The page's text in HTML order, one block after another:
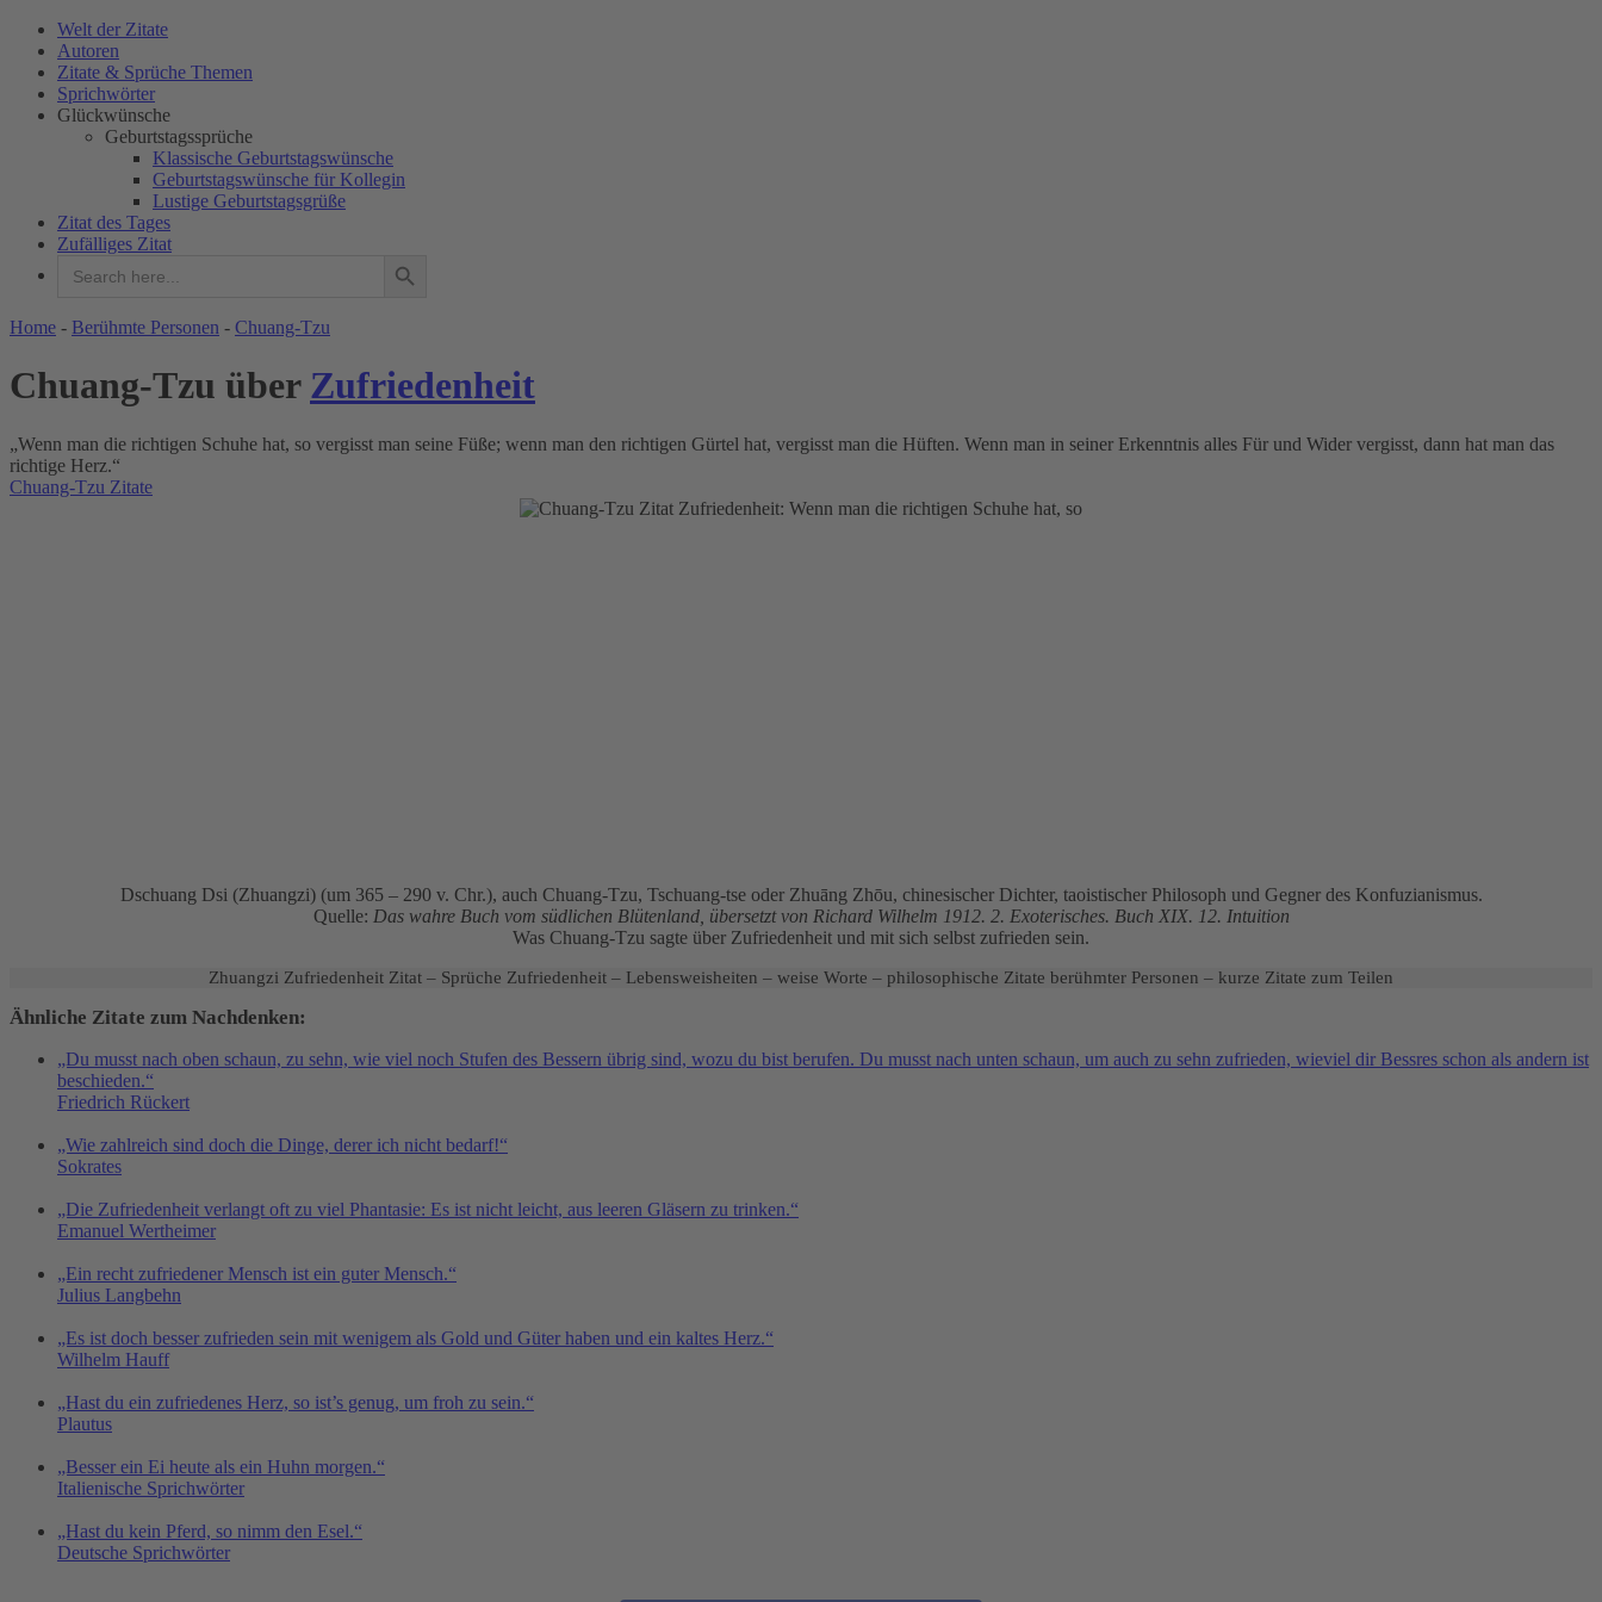
Welt der Zitate
Autoren
Zitate & Sprüche Themen
Sprichwörter
Glückwünsche
Geburtstagssprüche
Klassische Geburtstagswünsche
Geburtstagswünsche für Kollegin
Lustige Geburtstagsgrüße
Zitat des Tages
Zufälliges Zitat
for:
WELT DER ZITATE
Home - Berühmte Personen - Chuang-Tzu
Chuang-Tzu über Zufriedenheit
„Wenn man die richtigen Schuhe hat, so vergisst man seine Füße; wenn man den richtigen Gürtel hat, vergisst man die Hüften. Wenn man in seiner Erkenntnis alles Für und Wider vergisst, dann hat man das
richtige Herz.“
Chuang-Tzu Zitate
Dschuang Dsi (Zhuangzi) (um 365 – 290 v. Chr.), auch Chuang-Tzu, Tschuang-tse oder Zhuāng Zhōu, chinesischer Dichter, taoistischer Philosoph und Gegner des Konfuzianismus.
Quelle: Das wahre Buch vom südlichen Blütenland, übersetzt von Richard Wilhelm 1912. 2. Exoterisches. Buch XIX. 12. Intuition
Was Chuang-Tzu sagte über Zufriedenheit und mit sich selbst zufrieden sein.
Zhuangzi Zufriedenheit Zitat – Sprüche Zufriedenheit – Lebensweisheiten – weise Worte – philosophische Zitate berühmter Personen – kurze Zitate zum Teilen
Ähnliche Zitate zum Nachdenken:
„Du musst nach oben schaun, zu sehn, wie viel noch Stufen des Bessern übrig sind, wozu du bist berufen. Du musst nach unten schaun, um auch zu sehn zufrieden, wieviel dir Bessres schon als andern ist
beschieden.“
Friedrich Rückert
„Wie zahlreich sind doch die Dinge, derer ich nicht bedarf!“
Sokrates
„Die Zufriedenheit verlangt oft zu viel Phantasie: Es ist nicht leicht, aus leeren Gläsern zu trinken.“
Emanuel Wertheimer
„Ein recht zufriedener Mensch ist ein guter Mensch.“
Julius Langbehn
„Es ist doch besser zufrieden sein mit wenigem als Gold und Güter haben und ein kaltes Herz.“
Wilhelm Hauff
„Hast du ein zufriedenes Herz, so ist’s genug, um froh zu sein.“
Plautus
„Besser ein Ei heute als ein Huhn morgen.“
Italienische Sprichwörter
„Hast du kein Pferd, so nimm den Esel.“
Deutsche Sprichwörter